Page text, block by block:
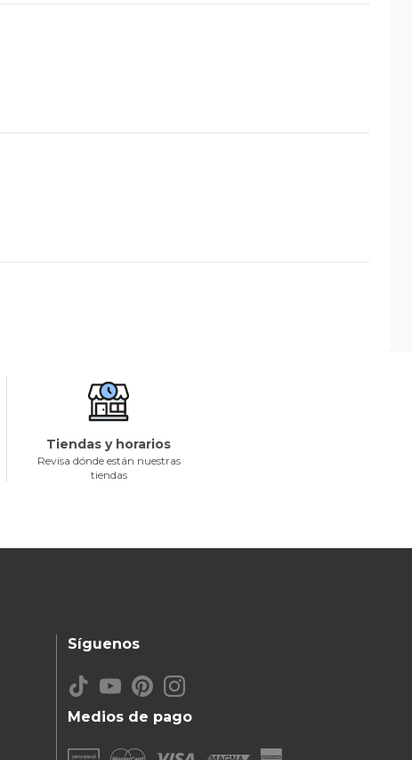
Tiendas y horarios
Revisa dónde están nuestras
tiendas
Medios de pago
Síguenos